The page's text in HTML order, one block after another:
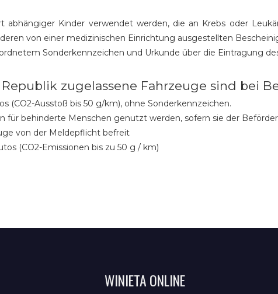
abhängiger Kinder verwendet werden, die an Krebs oder
von einer medizinischen Einrichtung ausgestellten
Sonderkennzeichen und Urkunde über die Eintragung
zugelassene Fahrzeuge sind bei
(CO2-Ausstoß bis 50 g/km), ohne Sonderkennzeichen.
für behinderte Menschen genutzt werden, sofern sie der
von der Meldepflicht befreit
(CO2-Emissionen bis zu 50 g / km)
WINIETA ONLINE